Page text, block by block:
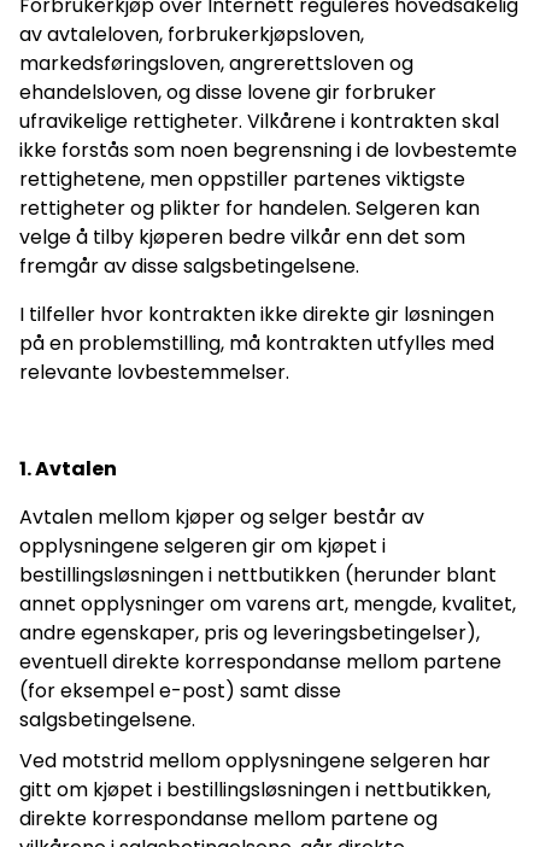
av avtaleloven, forbrukerkjøpsloven,
markedsføringsloven, angrerettsloven og
ehandelsloven, og disse lovene gir forbruker
ufravikelige rettigheter. Vilkårene i kontrakten skal
ikke forstås som noen begrensning i de lovbestemte
rettighetene, men oppstiller partenes viktigste
rettigheter og plikter for handelen. Selgeren kan
velge å tilby kjøperen bedre vilkår enn det som
fremgår av disse salgsbetingelsene.
I tilfeller hvor kontrakten ikke direkte gir løsningen
på en problemstilling, må kontrakten utfylles med
relevante lovbestemmelser.
1. Avtalen
Avtalen mellom kjøper og selger består av
opplysningene selgeren gir om kjøpet i
bestillingsløsningen i nettbutikken (herunder blant
annet opplysninger om varens art, mengde, kvalitet,
andre egenskaper, pris og leveringsbetingelser),
eventuell direkte korrespondanse mellom partene
(for eksempel e-post) samt disse
salgsbetingelsene.
Ved motstrid mellom opplysningene selgeren har
gitt om kjøpet i bestillingsløsningen i nettbutikken,
direkte korrespondanse mellom partene og